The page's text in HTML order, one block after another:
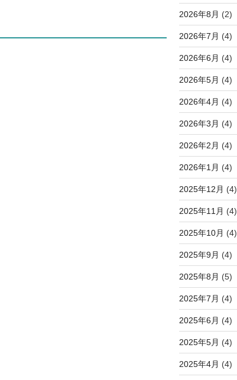
2026年8月 (2)
2026年7月 (4)
2026年6月 (4)
2026年5月 (4)
2026年4月 (4)
2026年3月 (4)
2026年2月 (4)
2026年1月 (4)
2025年12月 (4)
2025年11月 (4)
2025年10月 (4)
2025年9月 (4)
2025年8月 (5)
2025年7月 (4)
2025年6月 (4)
2025年5月 (4)
2025年4月 (4)